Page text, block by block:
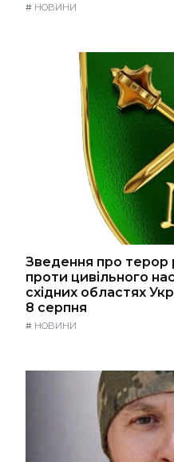
# НОВИНИ
Зведення про терор
проти цивільного
східних областях
8 серпня
# НОВИНИ